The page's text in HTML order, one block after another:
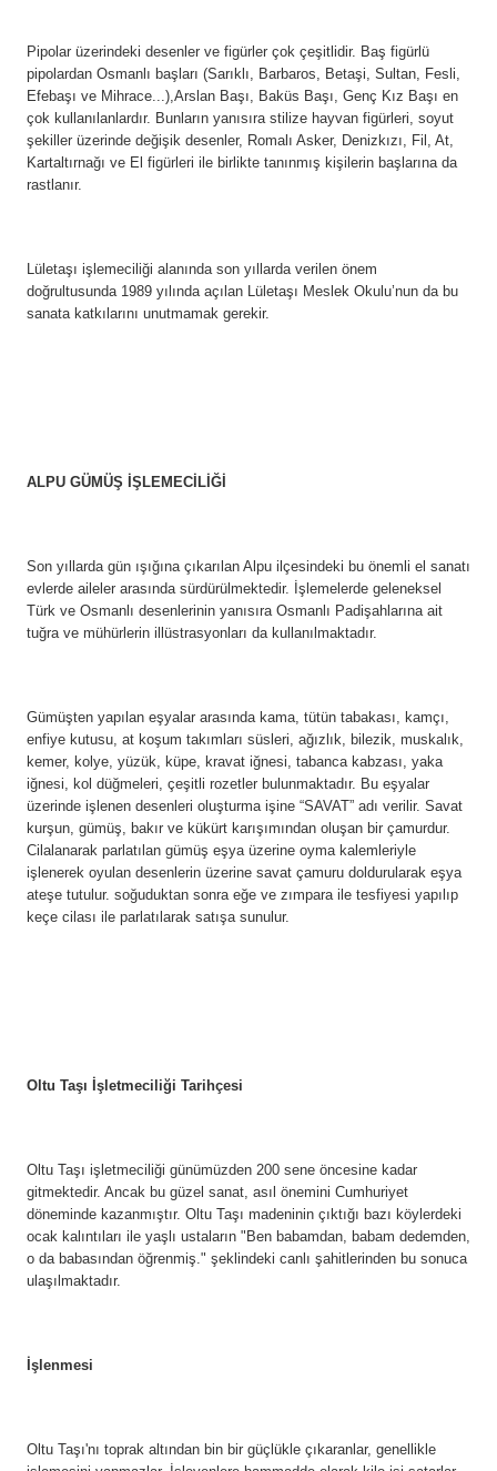
Pipolar üzerindeki desenler ve figürler çok çeşitlidir. Baş figürlü
pipolardan Osmanlı başları (Sarıklı, Barbaros, Betaşi, Sultan, Fesli,
Efebaşı ve Mihrace...),Arslan Başı, Baküs Başı, Genç Kız Başı en
çok kullanılanlardır. Bunların yanısıra stilize hayvan figürleri, soyut
şekiller üzerinde değişik desenler, Romalı Asker, Denizkızı, Fil, At,
Kartaltırnağı ve El figürleri ile birlikte tanınmış kişilerin başlarına da
rastlanır.
Lületaşı işlemeciliği alanında son yıllarda verilen önem
doğrultusunda 1989 yılında açılan Lületaşı Meslek Okulu’nun da bu
sanata katkılarını unutmamak gerekir.
ALPU GÜMÜŞ İŞLEMECİLİĞİ
Son yıllarda gün ışığına çıkarılan Alpu ilçesindeki bu önemli el sanatı
evlerde aileler arasında sürdürülmektedir. İşlemelerde geleneksel
Türk ve Osmanlı desenlerinin yanısıra Osmanlı Padişahlarına ait
tuğra ve mühürlerin illüstrasyonları da kullanılmaktadır.
Gümüşten yapılan eşyalar arasında kama, tütün tabakası, kamçı,
enfiye kutusu, at koşum takımları süsleri, ağızlık, bilezik, muskalık,
kemer, kolye, yüzük, küpe, kravat iğnesi, tabanca kabzası, yaka
iğnesi, kol düğmeleri, çeşitli rozetler bulunmaktadır. Bu eşyalar
üzerinde işlenen desenleri oluşturma işine “SAVAT” adı verilir. Savat
kurşun, gümüş, bakır ve kükürt karışımından oluşan bir çamurdur.
Cilalanarak parlatılan gümüş eşya üzerine oyma kalemleriyle
işlenerek oyulan desenlerin üzerine savat çamuru doldurularak eşya
ateşe tutulur. soğuduktan sonra eğe ve zımpara ile tesfiyesi yapılıp
keçe cilası ile parlatılarak satışa sunulur.
Oltu Taşı İşletmeciliği Tarihçesi
Oltu Taşı işletmeciliği günümüzden 200 sene öncesine kadar
gitmektedir. Ancak bu güzel sanat, asıl önemini Cumhuriyet
döneminde kazanmıştır. Oltu Taşı madeninin çıktığı bazı köylerdeki
ocak kalıntıları ile yaşlı ustaların "Ben babamdan, babam dedemden,
o da babasından öğrenmiş." şeklindeki canlı şahitlerinden bu sonuca
ulaşılmaktadır.
İşlenmesi
Oltu Taşı'nı toprak altından bin bir güçlükle çıkaranlar, genellikle